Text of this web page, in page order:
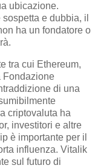
ubicazione.
e dubbia, il
ha un fondatore o
tra cui Ethereum,
Fondazione
di una
criptovaluta ha
investitori e altre
è importante per il
influenza. Vitalik
sul futuro di